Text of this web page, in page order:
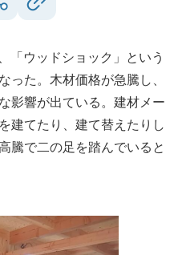
「ウッドショック」という
った。木材価格が急騰し、
影響が出ている。建材メー
建てたり、建て替えたりし
騰で二の足を踏んでいると